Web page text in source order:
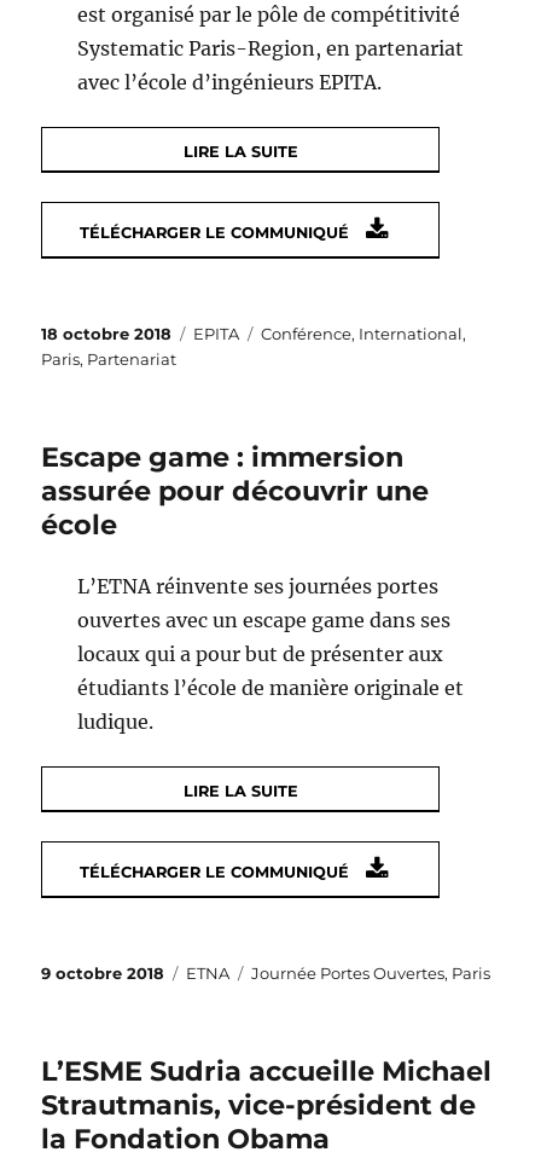
est organisé par le pôle de compétitivité
Systematic Paris-Region, en partenariat
avec l’école d’ingénieurs EPITA.
LIRE LA SUITE
TÉLÉCHARGER LE COMMUNIQUÉ
Publié
le
18 octobre 2018 Catégories
EPITA Étiquettes
Conférence, International,
Paris, Partenariat
Escape game : immersion
assurée pour découvrir une
école
L’ETNA réinvente ses journées portes
ouvertes avec un escape game dans ses
locaux qui a pour but de présenter aux
étudiants l’école de manière originale et
ludique.
LIRE LA SUITE
TÉLÉCHARGER LE COMMUNIQUÉ
Publié
9 octobre 2018 Catégories
ETNA Étiquettes
Journée Portes Ouvertes, Paris
L’ESME Sudria accueille Michael
Strautmanis, vice-président de
la Fondation Obama